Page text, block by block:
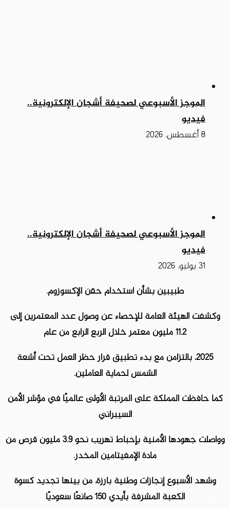
الموجز الأسبوعي لصحيفة أشجان الإلكترونية..
فيديو
8 أغسطس، 2026
الموجز الأسبوعي لصحيفة أشجان الإلكترونية..
فيديو
31 يوليو، 2026
طبيبين بشأن استخدام حقن الإكسوزوم.
وكشفت الهيئة العامة للإحصاء عن وصول عدد المعتمرين إلى
11.2 مليون معتمر خلال الربع الرابع من عام
2025، بالتزامن مع بدء تطبيق قرار حظر العمل تحت أشعة
الشمس لحماية العاملين.
كما حافظت المملكة على المرتبة الأولى عالميًا في مؤشر الأمن
السيبراني
وواصلت جهودها الأمنية بإحباط تهريب نحو 3.9 مليون قرص من
مادة الإمفيتامين المخدر.
وشهد الأسبوع إنجازات وطنية بارزة، من بينها تجديد كسوة
الكعبة المشرفة بأيدي 150 صانعًا سعوديًا